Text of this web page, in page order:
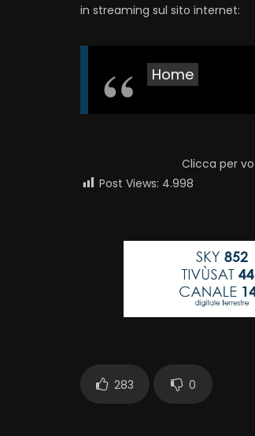
in streaming sul sito internet:
Home
Clicca per
Post Views: 4.998
283 0